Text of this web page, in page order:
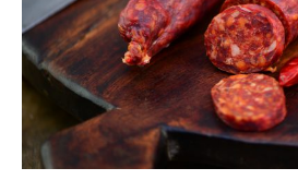
に
も
っ
と
知
っ
て
も
ら
る